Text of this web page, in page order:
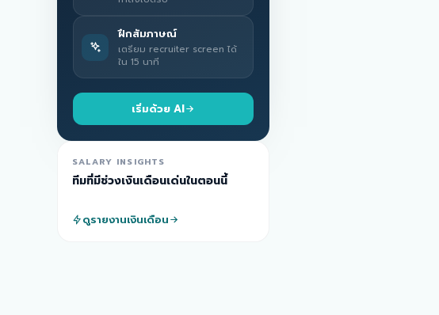
ฝึกสัมภาษณ์
เตรียม recruiter screen ได้
ใน 15 นาที
เริ่มด้วย AI
SALARY INSIGHTS
ทีมที่มีช่วงเงินเดือนเด่นในตอนนี้
ดูรายงานเงินเดือน